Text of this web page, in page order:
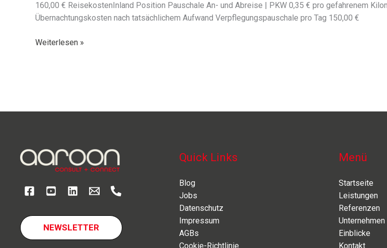
160,00 € ReisekostenInland Position Pauschale An- und Abreise | PKW 0,35 € pro gefah­re­nem
Übernachtungskosten nach tatsäch­li­chem Aufwand Verpflegungspauschale pro Tag 150,00 €
aaroon
Weiterlesen »
NEWSLETTER
Quick Links
Blog
Jobs
Datenschutz
Impressum
AGBs
Cookie-Richtlinie
Menü
Startseite
Leistungen
Referenzen
Unternehmen
Einblicke
Kontakt